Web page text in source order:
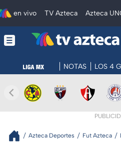
en vivo TV Azteca Azteca
NOTAS LOS 4
Azteca Deportes Fut Azteca